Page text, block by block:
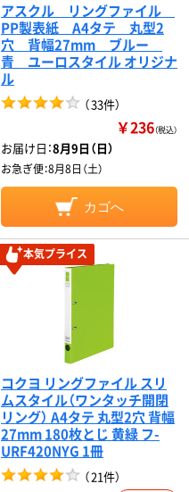
アスクル リングファイル
PP製表紙 A4タテ 丸型2
穴 背幅27mm ブルー
青 ユーロスタイル オリジナ
ル
（33件）
￥236（税込）
お届け日：8月9日（日）
お急ぎ便：8月8日（土）
カゴへ
本気プライス
コクヨ リングファイル スリ
ムスタイル（ワンタッチ開閉
リング） A4タテ 丸型2穴 背幅
27mm 180枚とじ 黄緑 フ-
URF420NYG 1冊
（21件）